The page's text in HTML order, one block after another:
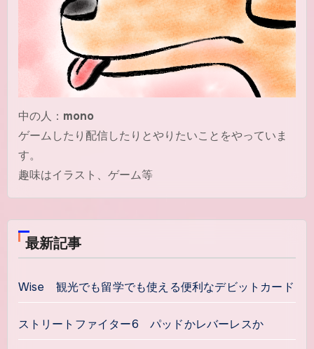
中の人： mono
ゲームしたり配信したりとやりたいことをやっていま
す。
趣味はイラスト、ゲーム等
最新記事
Wise 観光でも留学でも使える便利なデビットカード
ストリートファイター6 パッドかレバーレスか